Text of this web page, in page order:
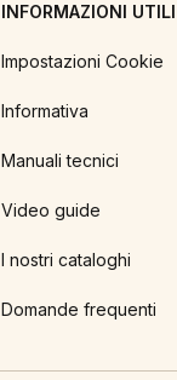
INFORMAZIONI UTILI
Impostazioni Cookie
Informativa
Manuali tecnici
Video guide
I nostri cataloghi
Domande frequenti